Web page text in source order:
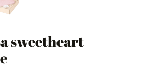
sweetheart